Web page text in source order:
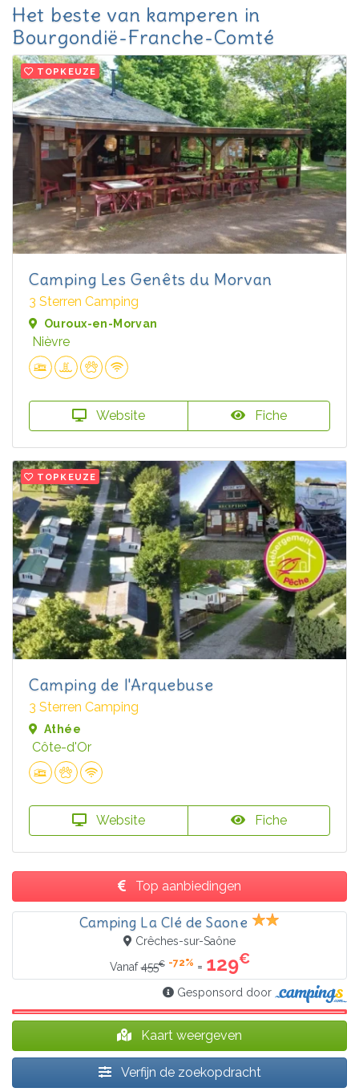
Het beste van kamperen in
Bourgondië-Franche-Comté
TOPKEUZE
Camping Les Genêts du Morvan
3 Sterren Camping
Ouroux-en-Morvan
Nièvre
Website Fiche
TOPKEUZE
Camping de l'Arquebuse
3 Sterren Camping
Athée
Côte-d'Or
Website Fiche
Top aanbiedingen
Camping La Clé de Saone
Crêches-sur-Saône
Vanaf455€ -72% = 129€
Gesponsord door
Kaart weergeven
Verfijn de zoekopdracht